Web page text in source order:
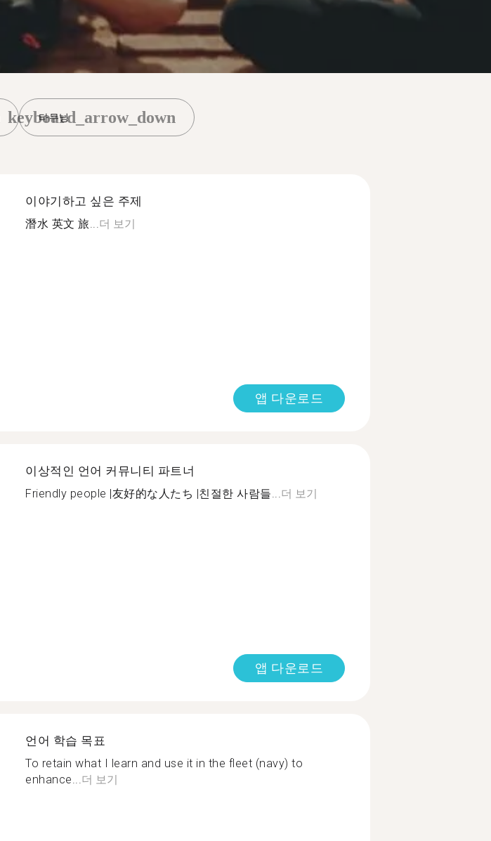
타무닝
keyboard_arrow_down
이야기하고 싶은 주제
潛水 英文 旅...더 보기
앱 다운로드
이상적인 언어 커뮤니티 파트너
Friendly people |友好的な人たち |친절한 사람들...더 보기
앱 다운로드
언어 학습 목표
To retain what I learn and use it in the fleet (navy) to
enhance...더 보기